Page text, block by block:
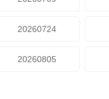
20260724
20260805